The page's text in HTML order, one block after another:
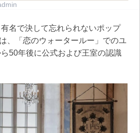
名で決して忘れられないポップ
、「恋のウォータールー」でのユ
50年後に公式および王室の認識